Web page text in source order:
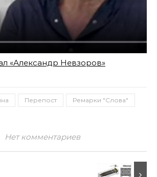
«Александр Невзоров»
Перепост
Ремарки "Слова"
Нет комментариев